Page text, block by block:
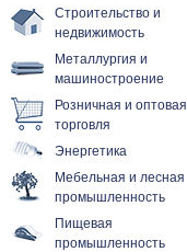
Строительство и
недвижимость
Металлургия и
машиностроение
Розничная и оптовая
торговля
Энергетика
Мебельная и лесная
промышленность
Пищевая
промышленность